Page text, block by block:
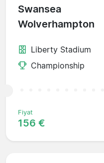
Swansea
Wolverhampton
Liberty Stadium
Championship
Fiyat
156 €